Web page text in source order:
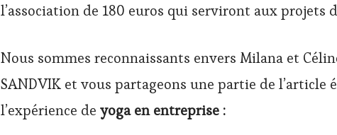
l’association de 180 euros qui serviront aux projets
Nous sommes reconnaissants envers Milana et
SANDVIK et vous partageons une partie de
l’expérience de yoga en entreprise :